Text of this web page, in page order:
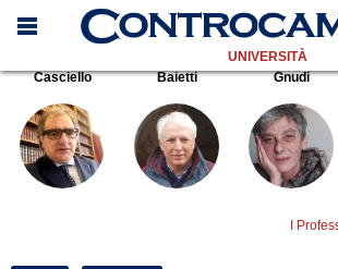
UNIVERSITÀ
Casciello
Baietti Gnudi
I